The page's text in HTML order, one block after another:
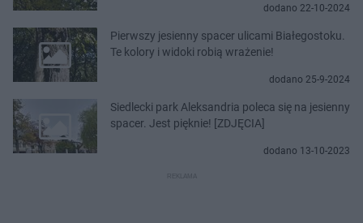
dodano 22-10-2024
Pierwszy jesienny spacer ulicami Białegostoku.
Te kolory i widoki robią wrażenie!
dodano 25-9-2024
Siedlecki park Aleksandria poleca się na jesienny
spacer. Jest pięknie! [ZDJĘCIA]
dodano 13-10-2023